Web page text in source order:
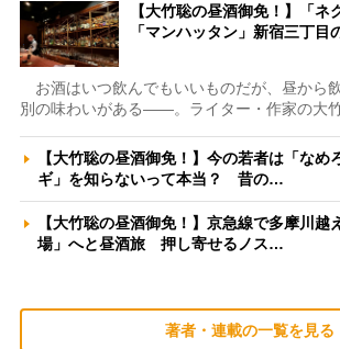
【大竹聡の昼酒御免！】「ネ
「マンハッタン」新宿三丁
お酒はいつ飲んでもいいものだが、昼から
別の味わいがある――。ライター・作家の大
【大竹聡の昼酒御免！】今の若者は「なめ
ギ」を知らないって本当？ 昔の…
【大竹聡の昼酒御免！】京急線で多摩川越
場」へと昼酒旅 押し寄せるノス…
著者・連載の一覧を見る